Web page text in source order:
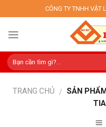
to
content
CÔNG TY TNHH VẬT
TRANG CHỦ / SẢN